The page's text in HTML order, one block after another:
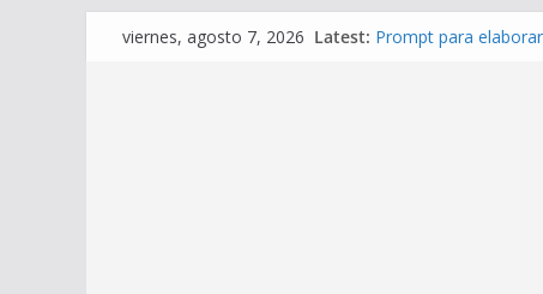
Skipviernes, agosto 7, 2026 Latest: Prompt para